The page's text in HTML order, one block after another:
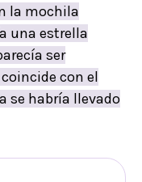
la mochila
una estrella
ser
con el
se habría llevado